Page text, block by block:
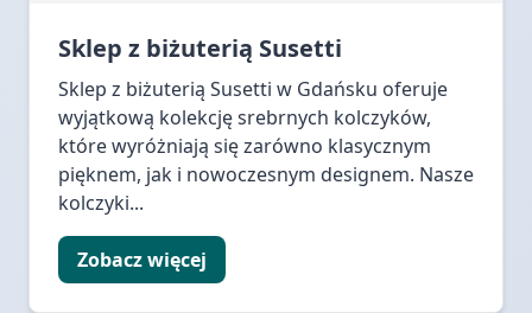
Sklep z biżuterią Susetti
Sklep z biżuterią Susetti w Gdańsku oferuje
wyjątkową kolekcję srebrnych kolczyków,
które wyróżniają się zarówno klasycznym
pięknem, jak i nowoczesnym designem. Nasze
kolczyki...
Zobacz więcej